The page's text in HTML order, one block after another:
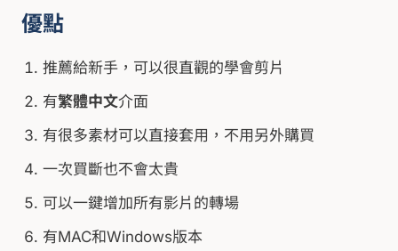
優點
推薦給新手，可以很直觀的學會剪片
有繁體中文介面
有很多素材可以直接套用，不用另外購買
一次買斷也不會太貴
可以一鍵增加所有影片的轉場
有MAC和Windows版本